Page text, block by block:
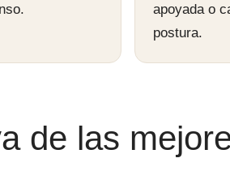
apoyada o
postura.
de las